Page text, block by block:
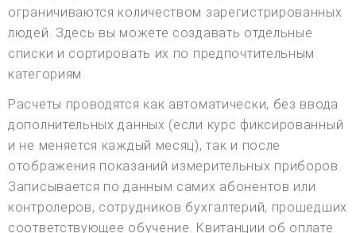
ограничиваются количеством зарегистрированных
людей. Здесь вы можете создавать отдельные
списки и сортировать их по предпочтительным
категориям.
Расчеты проводятся как автоматически, без ввода
дополнительных данных (если курс фиксированный
и не меняется каждый месяц), так и после
отображения показаний измерительных приборов.
Записывается по данным самих абонентов или
контролеров, сотрудников бухгалтерий, прошедших
соответствующее обучение. Квитанции об оплате